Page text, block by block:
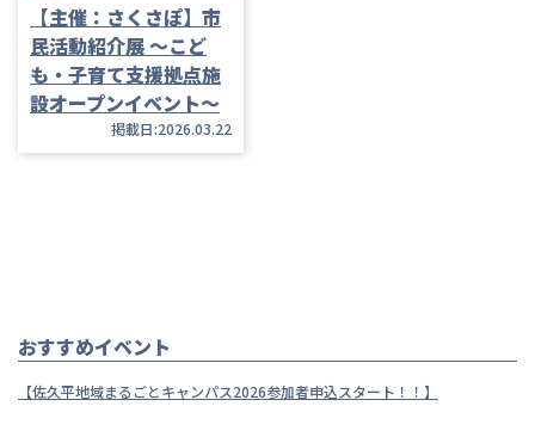
【主催：さくさぽ】市
民活動紹介展 ～こど
も・子育て支援拠点施
設オープンイベント～
掲載日:2026.03.22
おすすめイベント
【佐久平地域まるごとキャンパス2026参加者申込スタート！！】